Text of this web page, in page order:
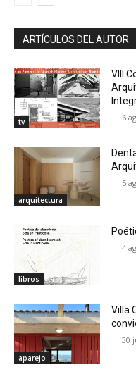
ARTÍCULOS DEL AUTOR
tv
VIII
6
arquitectura
5
libros
4
aparejo
Villa
30